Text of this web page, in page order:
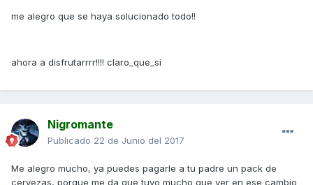
me alegro que se haya solucionado todo!!
ahora a disfrutarrrr!!!! claro_que_si
Nigromante
Publicado 22 de Junio del 2017
Me alegro mucho, ya puedes pagarle a tu padre un pack de
cervezas, porque me da que tuvo mucho que ver en ese cambio